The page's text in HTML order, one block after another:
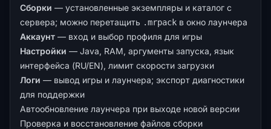
Сборки — установленные экземпляры и каталог с
сервера; можно перетащить .mrpack в окно лаунчера
Аккаунт — вход и выбор профиля для игры
Настройки — Java, RAM, аргументы запуска, язык
интерфейса (RU/EN), лимит скорости загрузки
Логи — вывод игры и лаунчера; экспорт диагностики
для поддержки
Автообновление лаунчера при выходе новой версии
Проверка и восстановление файлов сборки